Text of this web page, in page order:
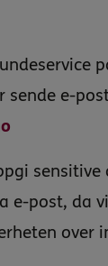
sende e-
sensitive
e-post, da
over